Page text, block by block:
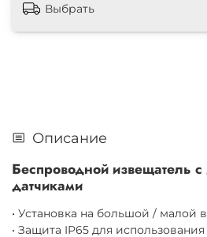
Выбрать
Описание
Беспроводной извещатель с
датчиками
• Установка на большой / малой
• Защита IP65 для